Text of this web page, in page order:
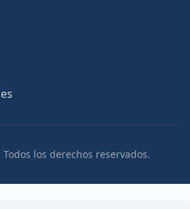
los derechos reservados.